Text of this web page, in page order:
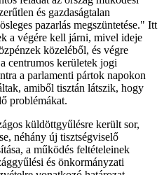
és gazdaságtalan
pazarlás megszüntetése." Itt
a végére kell járni, mivel ideje
közeléből, és végre
centrumos kerületek jogi
a parlamenti pártok napokon
amiből tisztán látszik, hogy
problémákat.
küldöttgyűlésre került sor,
néhány új tisztségviselő
a működés feltételeinek
és önkormányzati